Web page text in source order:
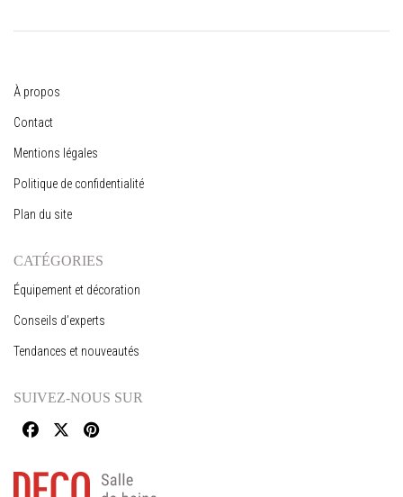
À propos
Contact
Mentions légales
Politique de confidentialité
Plan du site
CATÉGORIES
Équipement et décoration
Conseils d’experts
Tendances et nouveautés
SUIVEZ-NOUS SUR